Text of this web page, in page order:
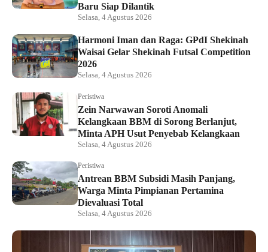
Baru Siap Dilantik
Selasa, 4 Agustus 2026
Harmoni Iman dan Raga: GPdI Shekinah
Waisai Gelar Shekinah Futsal Competition
2026
Selasa, 4 Agustus 2026
Peristiwa
Zein Narwawan Soroti Anomali
Kelangkaan BBM di Sorong Berlanjut,
Minta APH Usut Penyebab Kelangkaan
Selasa, 4 Agustus 2026
Peristiwa
Antrean BBM Subsidi Masih Panjang,
Warga Minta Pimpianan Pertamina
Dievaluasi Total
Selasa, 4 Agustus 2026